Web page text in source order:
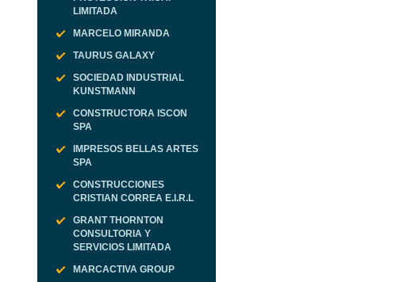
LIMITADA
MARCELO MIRANDA
TAURUS GALAXY
SOCIEDAD INDUSTRIAL
KUNSTMANN
CONSTRUCTORA ISCON
SPA
IMPRESOS BELLAS ARTES
SPA
CONSTRUCCIONES
CRISTIAN CORREA E.I.R.L
GRANT THORNTON
CONSULTORIA Y
SERVICIOS LIMITADA
MARCACTIVA GROUP